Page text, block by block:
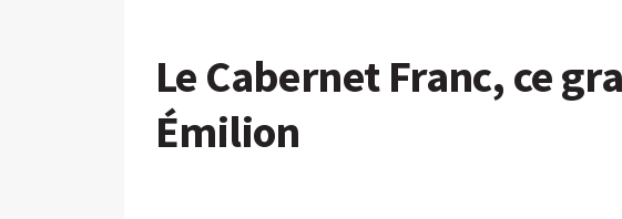
Le Cabernet Franc, ce
Émilion